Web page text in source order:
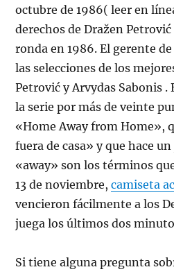
octubre de 1986( leer en
derechos de Dražen
ronda en 1986. El gerente
las selecciones de los
Petrović y Arvydas Sabonis
la serie por más de veinte
«Home Away from Home»,
fuera de casa» y que hace
«away» son los términos
13 de noviembre, camiseta
vencieron fácilmente a los
juega los últimos dos
Si tiene alguna pregunta